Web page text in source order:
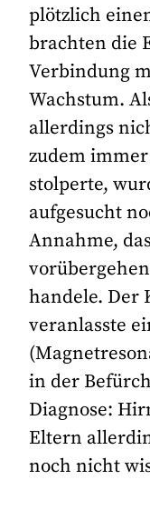
plötzlich
brachten die
Verbindung
Wachstum.
allerdings
zudem
stolperte,
aufgesucht
Annahme,
handele. Der
veranlasste
in der
Diagnose:
Eltern
noch nicht